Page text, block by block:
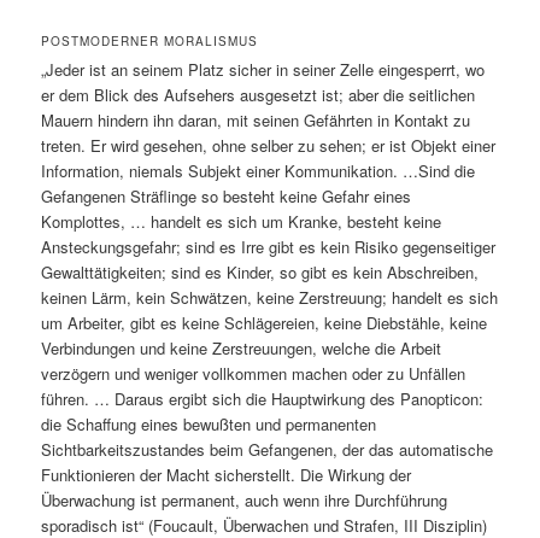
POSTMODERNER MORALISMUS
„Jeder ist an seinem Platz sicher in seiner Zelle eingesperrt, wo
er dem Blick des Aufsehers ausgesetzt ist; aber die seitlichen
Mauern hindern ihn daran, mit seinen Gefährten in Kontakt zu
treten. Er wird gesehen, ohne selber zu sehen; er ist Objekt einer
Information, niemals Subjekt einer Kommunikation. …Sind die
Gefangenen Sträflinge so besteht keine Gefahr eines
Komplottes, … handelt es sich um Kranke, besteht keine
Ansteckungsgefahr; sind es Irre gibt es kein Risiko gegenseitiger
Gewalttätigkeiten; sind es Kinder, so gibt es kein Abschreiben,
keinen Lärm, kein Schwätzen, keine Zerstreuung; handelt es sich
um Arbeiter, gibt es keine Schlägereien, keine Diebstähle, keine
Verbindungen und keine Zerstreuungen, welche die Arbeit
verzögern und weniger vollkommen machen oder zu Unfällen
führen. … Daraus ergibt sich die Hauptwirkung des Panopticon:
die Schaffung eines bewußten und permanenten
Sichtbarkeitszustandes beim Gefangenen, der das automatische
Funktionieren der Macht sicherstellt. Die Wirkung der
Überwachung ist permanent, auch wenn ihre Durchführung
sporadisch ist“ (Foucault, Überwachen und Strafen, III Disziplin)